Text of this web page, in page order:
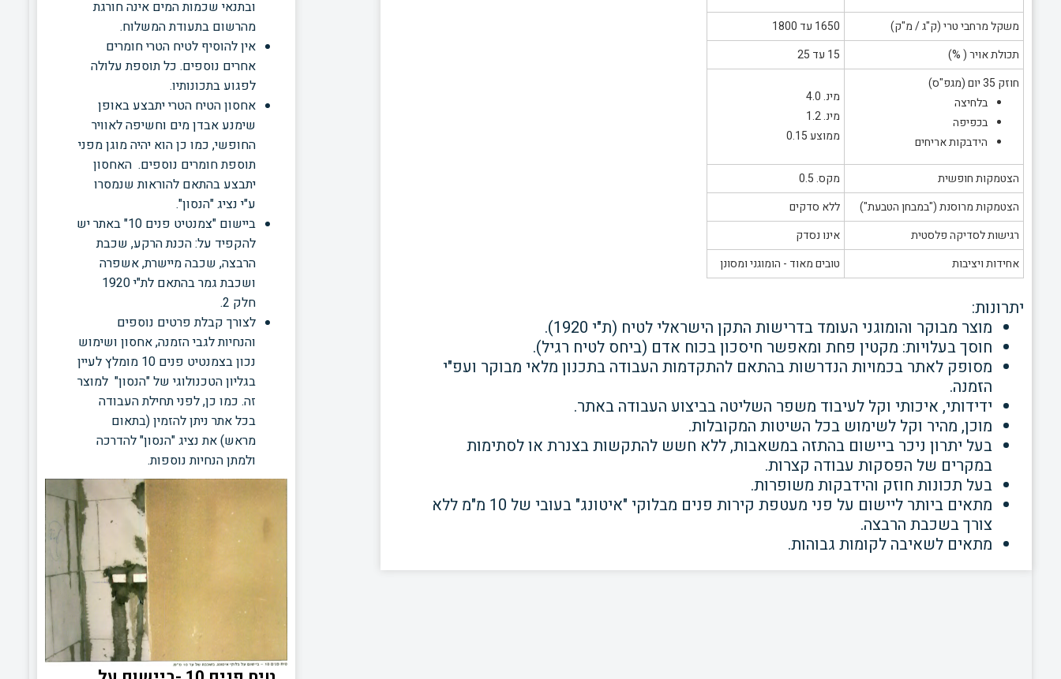
משקל מרחבי טרי (ק"ג / מ"ק)
1650 עד 1800
תכולת אויר ( %)
15 עד 25
חוזק 35 יום (מגפ"ס)
בלחיצה
בכפיפה
הידבקות אריחים
מינ. 4.0
מינ. 1.2
ממוצע 0.15
הצטמקות חופשית
מקס. 0.5
הצטמקות מרוסנת ("במבחן הטבעת")
ללא סדקים
רגישות לסדיקה פלסטית
אינו נסדק
אחידות ויציבות
טובים מאוד - הומוגני ומסונן
יתרונות:
מוצר מבוקר והומוגני העומד בדרישות התקן הישראלי לטיח (ת"י 1920).
חוסך בעלויות: מקטין פחת ומאפשר חיסכון בכוח אדם (ביחס לטיח רגיל).
מסופק לאתר בכמויות הנדרשות בהתאם להתקדמות העבודה בתכנון מלאי מבוקר ועפ"י
הזמנה.
ידידותי, איכותי וקל לעיבוד משפר השליטה בביצוע העבודה באתר.
מוכן, מהיר וקל לשימוש בכל השיטות המקובלות.
בעל יתרון ניכר ביישום בהתזה במשאבות, ללא חשש להתקשות בצנרת או לסתימות
במקרים של הפסקות עבודה קצרות.
בעל תכונות חוזק והידבקות משופרות.
מתאים ביותר ליישום על פני מעטפת קירות פנים מבלוקי "איטונג" בעובי של 10 מ"מ ללא
צורך בשכבת הרבצה.
מתאים לשאיבה לקומות גבוהות.
ובתנאי שכמות המים אינה חורגת
מהרשום בתעודת המשלוח.
אין להוסיף לטיח הטרי חומרים
אחרים נוספים. כל תוספת עלולה
לפגוע בתכונותיו.
אחסון הטיח הטרי יתבצע באופן
שימנע אבדן מים וחשיפה לאוויר
החופשי, כמו כן הוא יהיה מוגן מפני
תוספת חומרים נוספים. האחסון
יתבצע בהתאם להוראות שנמסרו
ע"י נציג "הנסון".
ביישום "צמנטיט פנים 10" באתר יש
להקפיד על: הכנת הרקע, שכבת
הרבצה, שכבה מיישרת, אשפרה
ושכבת גמר בהתאם לת"י 1920
חלק 2.
לצורך קבלת פרטים נוספים
והנחיות לגבי הזמנה, אחסון ושימוש
נכון בצמנטיט פנים 10 מומלץ לעיין
בגליון הטכנולוגי של "הנסון" למוצר
זה. כמו כן, לפני תחילת העבודה
בכל אתר ניתן להזמין (בתאום
מראש) את נציג "הנסון" להדרכה
ולמתן הנחיות נוספות.